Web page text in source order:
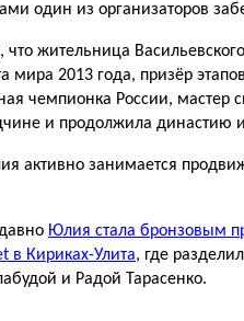
один из организаторов
жительница
мира 2013 года, призёр
чемпионка России, мастер
и продолжила династию
активно занимается
Юлия стала бронзовым
в Кириках-Улита, где
и Радой Тарасенко.